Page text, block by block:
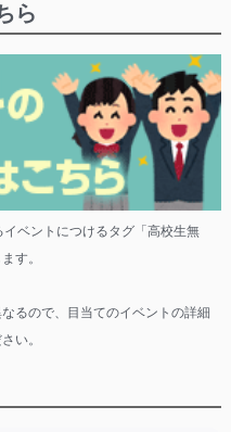
ら
ベントにつけるタグ「高校生無
す。
るので、目当てのイベントの詳細
い。